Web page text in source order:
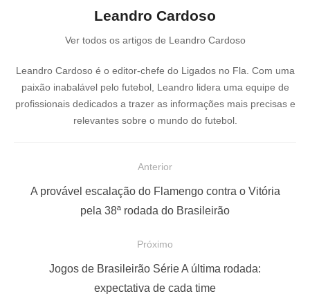
Leandro Cardoso
Ver todos os artigos de Leandro Cardoso
Leandro Cardoso é o editor-chefe do Ligados no Fla. Com uma
paixão inabalável pelo futebol, Leandro lidera uma equipe de
profissionais dedicados a trazer as informações mais precisas e
relevantes sobre o mundo do futebol.
Anterior
A provável escalação do Flamengo contra o Vitória
pela 38ª rodada do Brasileirão
Próximo
Jogos de Brasileirão Série A última rodada:
expectativa de cada time